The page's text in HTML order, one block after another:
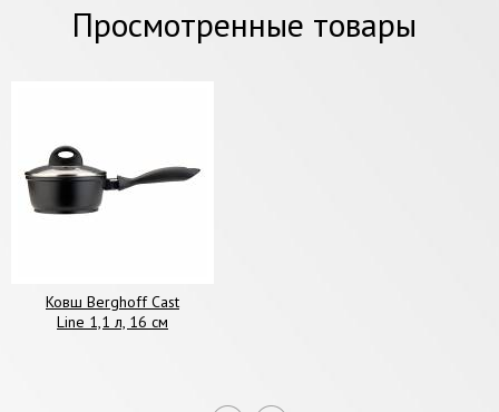
Просмотренные товары
Ковш Berghoff Cast
Line 1,1 л, 16 см